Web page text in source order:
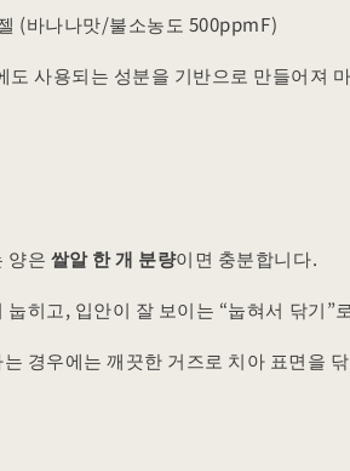
(바나나맛/불소농도 500ppmF)
도 사용되는 성분을 기반으로 만들어져
양은 쌀알 한 개 분량이면 충분합니다.
눕히고, 입안이 잘 보이는 “눕혀서 닦기”
경우에는 깨끗한 거즈로 치아 표면을